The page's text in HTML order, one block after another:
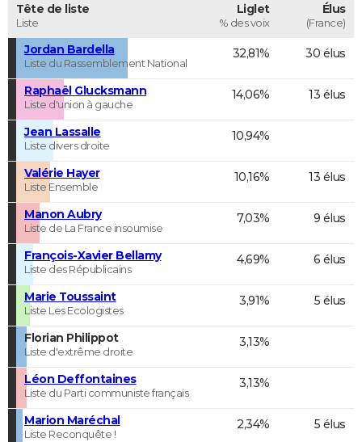
Tête de liste
Liste
Liglet
% des voix
Élus
(France)
Jordan Bardella
Liste du Rassemblement National
32,81% 30 élus
Raphaël Glucksmann
Liste d'union à gauche
14,06% 13 élus
Jean Lassalle
Liste divers droite
10,94%
Valérie Hayer
Liste Ensemble
10,16% 13 élus
Manon Aubry
Liste de La France insoumise
7,03% 9 élus
François-Xavier Bellamy
Liste des Républicains
4,69% 6 élus
Marie Toussaint
Liste Les Ecologistes
3,91% 5 élus
Florian Philippot
Liste d'extrême droite
3,13%
Léon Deffontaines
Liste du Parti communiste français
3,13%
Marion Maréchal
Liste Reconquête !
2,34% 5 élus